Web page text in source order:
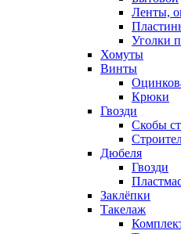
Ленты,
Уголки
Хомуты
Винты
Крюки
Гвозди
Скобы
Дюбеля
Гвозди
Заклёпки
Такелаж